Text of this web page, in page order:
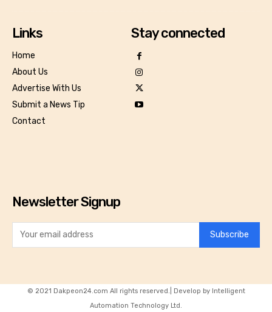
Links
Home
About Us
Advertise With Us
Submit a News Tip
Contact
Stay connected
Newsletter Signup
Subscribe
© 2021 Dakpeon24.com All rights reserved.| Develop by Intelligent
Automation Technology Ltd.